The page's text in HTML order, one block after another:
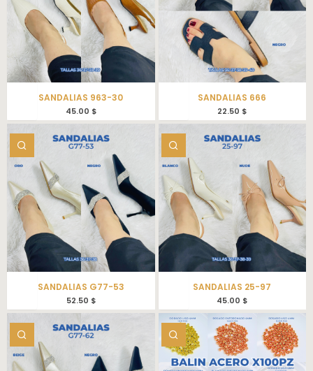
SANDALIAS 963-30
45.00 $
SANDALIAS 666
22.50 $
SANDALIAS G77-53
52.50 $
SANDALIAS 25-97
45.00 $